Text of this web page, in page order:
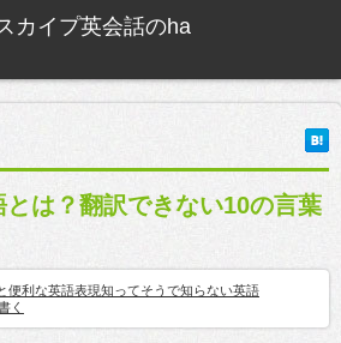
は？翻訳できない10の言葉
便利な英語表現知ってそうで知らない英語
く